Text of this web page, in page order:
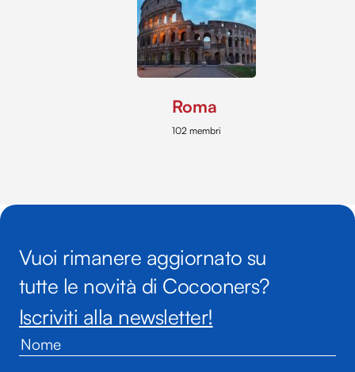
Roma
102 membri
Vuoi rimanere aggiornato su
tutte le novità di Cocooners?
Iscriviti alla newsletter!